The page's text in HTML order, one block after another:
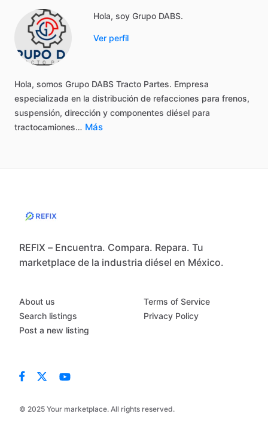
Hola, soy Grupo DABS.
Ver perfil
Hola, somos Grupo DABS Tracto Partes. Empresa
especializada en la distribución de refacciones para frenos,
suspensión, dirección y componentes diésel para
tractocamiones… Más
REFIX – Encuentra. Compara. Repara. Tu
marketplace de la industria diésel en México.
© 2025 Your marketplace. All rights reserved.
About us
Search listings
Post a new listing
Terms of Service
Privacy Policy